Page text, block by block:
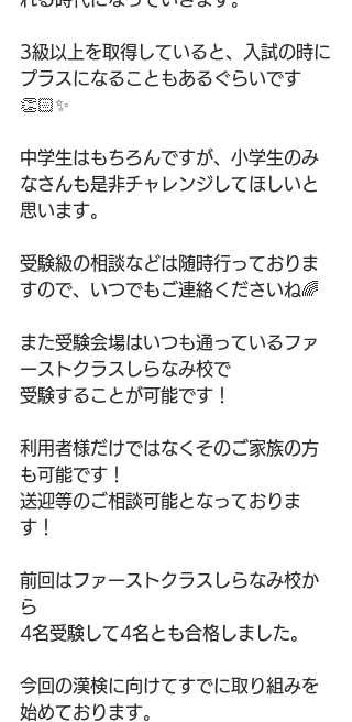
3級以上を取得していると、入試の時に
プラスになることもあるぐらいです
👏🏻✨
中学生はもちろんですが、小学生のみ
なさんも是非チャレンジしてほしいと
思います。
受験級の相談などは随時行っておりま
すので、いつでもご連絡くださいね🌈
また受験会場はいつも通っているファ
ーストクラスしらなみ校で
受験することが可能です！
利用者様だけではなくそのご家族の方
も可能です！
送迎等のご相談可能となっておりま
す！
前回はファーストクラスしらなみ校か
ら
4名受験して4名とも合格しました。
今回の漢検に向けてすでに取り組みを
始めております。